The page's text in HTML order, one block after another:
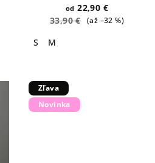
od 22,90 €
33,90 € (až –32 %)
S M
Zľava
Novinka